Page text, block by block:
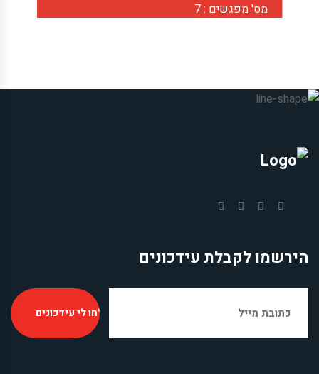
מס' מפגשים : 7
הירשמו לקבלת עידכונים